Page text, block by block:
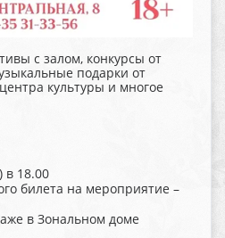
с залом, конкурсы от
подарки от
культуры и многое
в 18.00
билета на мероприятие –
в Зональном доме